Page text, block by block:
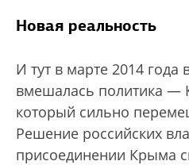
Новая реальность
И тут в марте 2014 года
вмешалась политика —
который сильно
Решение российских
присоединении Крыма